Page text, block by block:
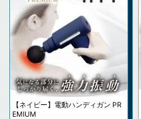
【ネイビー】電動ハンディガン PR
EMIUM